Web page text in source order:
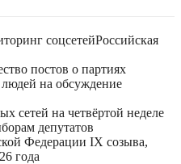
соцсетейРоссийская
постов о партиях
людей на обсуждение
сетей на четвёртой неделе
депутатов
Федерации IX созыва,
года